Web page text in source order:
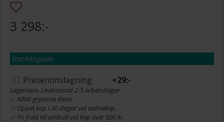
3 298:-
Storleksguide
Presentinslagning +29:-
Lagervara. Leveranstid 2-5 arbetsdagar.
✅ Alltid grymma deals.
✅ Öppet köp i 30 dagar vid onlineköp.
✅ Fri frakt till ombud vid köp över 500 kr.